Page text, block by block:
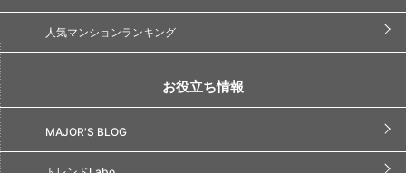
人気マンションランキング
お役立ち情報
MAJOR'S BLOG